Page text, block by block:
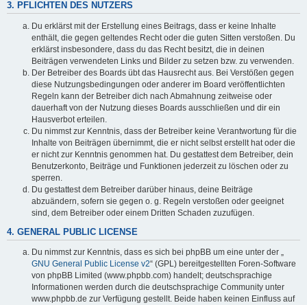
3. PFLICHTEN DES NUTZERS
Du erklärst mit der Erstellung eines Beitrags, dass er keine Inhalte
enthält, die gegen geltendes Recht oder die guten Sitten verstoßen. Du
erklärst insbesondere, dass du das Recht besitzt, die in deinen
Beiträgen verwendeten Links und Bilder zu setzen bzw. zu verwenden.
Der Betreiber des Boards übt das Hausrecht aus. Bei Verstößen gegen
diese Nutzungsbedingungen oder anderer im Board veröffentlichten
Regeln kann der Betreiber dich nach Abmahnung zeitweise oder
dauerhaft von der Nutzung dieses Boards ausschließen und dir ein
Hausverbot erteilen.
Du nimmst zur Kenntnis, dass der Betreiber keine Verantwortung für die
Inhalte von Beiträgen übernimmt, die er nicht selbst erstellt hat oder die
er nicht zur Kenntnis genommen hat. Du gestattest dem Betreiber, dein
Benutzerkonto, Beiträge und Funktionen jederzeit zu löschen oder zu
sperren.
Du gestattest dem Betreiber darüber hinaus, deine Beiträge
abzuändern, sofern sie gegen o. g. Regeln verstoßen oder geeignet
sind, dem Betreiber oder einem Dritten Schaden zuzufügen.
4. GENERAL PUBLIC LICENSE
Du nimmst zur Kenntnis, dass es sich bei phpBB um eine unter der „
GNU General Public License v2“ (GPL) bereitgestellten Foren-Software
von phpBB Limited (www.phpbb.com) handelt; deutschsprachige
Informationen werden durch die deutschsprachige Community unter
www.phpbb.de zur Verfügung gestellt. Beide haben keinen Einfluss auf